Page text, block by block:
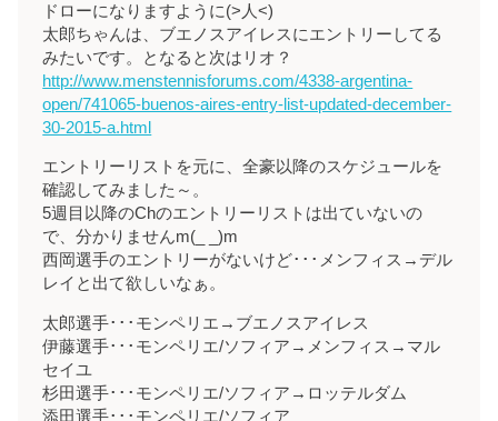
ドローになりますように(>人<)
太郎ちゃんは、ブエノスアイレスにエントリーしてる
みたいです。となると次はリオ？
http://www.menstennisforums.com/4338-argentina-
open/741065-buenos-aires-entry-list-updated-december-
30-2015-a.html
エントリーリストを元に、全豪以降のスケジュールを
確認してみました～。
5週目以降のChのエントリーリストは出ていないの
で、分かりませんm(_ _)m
西岡選手のエントリーがないけど･･･メンフィス→デル
レイと出て欲しいなぁ。
太郎選手･･･モンペリエ→ブエノスアイレス
伊藤選手･･･モンペリエ/ソフィア→メンフィス→マル
セイユ
杉田選手･･･モンペリエ/ソフィア→ロッテルダム
添田選手･･･モンペリエ/ソフィア